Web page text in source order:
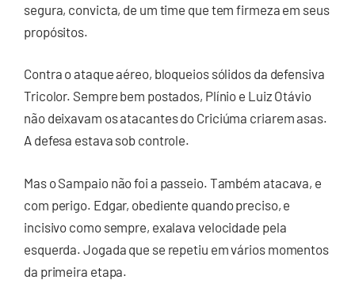
segura, convicta, de um time que tem firmeza em seus
propósitos.
Contra o ataque aéreo, bloqueios sólidos da defensiva
Tricolor. Sempre bem postados, Plínio e Luiz Otávio
não deixavam os atacantes do Criciúma criarem asas.
A defesa estava sob controle.
Mas o Sampaio não foi a passeio. Também atacava, e
com perigo. Edgar, obediente quando preciso, e
incisivo como sempre, exalava velocidade pela
esquerda. Jogada que se repetiu em vários momentos
da primeira etapa.